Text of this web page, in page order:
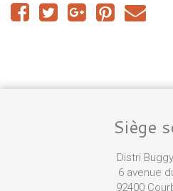
Siège
Distri
6 avenue
92400